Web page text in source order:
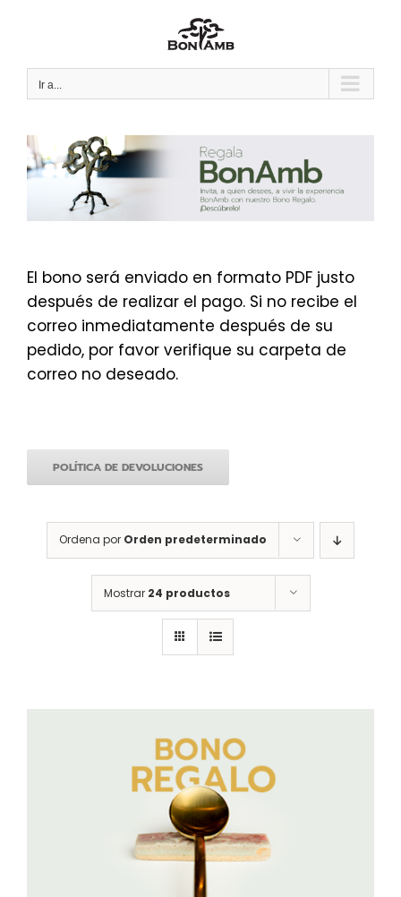
Ir a...
El bono será enviado en formato PDF justo
después de realizar el pago. Si no recibe el
correo inmediatamente después de su
pedido, por favor verifique su carpeta de
correo no deseado.
POLÍTICA DE DEVOLUCIONES
Ordena por Orden predeterminado
Mostrar 24 productos